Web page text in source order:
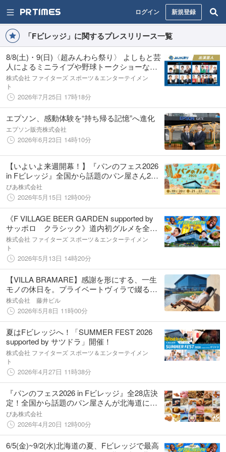
ログイン 新規登録
「Fビレッジ」に関するプレスリリース一覧
8/8(土)・9(日)〈超みんわら祭り〉 よしもと芸
人によるミニライブや野球トークショーな
ど、さまざまなお笑いイベント開催！
株式会社 ファイターズ スポーツ＆エンターテイメン
ト
2026年7月25日 17時18分
エプソン、感動体験を“持ち帰る記憶”へ進化
エプソン販売株式会社
2026年6月23日 14時10分
【いよいよ来週開幕！】『パンのフェス2026
in Fビレッジ』全国から話題のパン屋さん27
店が北海道に大集結！
ぴあ株式会社
2026年5月15日 12時00分
《F VILLAGE BEER GARDEN supported by
サッポロ クラシック》道内初グルメを全店
舗公開！選手のモッパン動画も公開！
株式会社 ファイターズ スポーツ＆エンターテイメン
ト
2026年5月13日 14時20分
【VILLA BRAMARE】感謝を形にする、一生
モノの休日を。プライベートヴィラで綴る、
家族の新しい思い出「母の日・父の日」特別
宿泊プラン予約開始
株式会社 藤井ビル
2026年5月8日 11時00分
夏はFビレッジへ！「SUMMER FEST 2026
supported by サツドラ」開催！
株式会社 ファイターズ スポーツ＆エンターテイメン
ト
2026年4月27日 11時38分
『パンのフェス2026 in Fビレッジ』全28店決
定！全国から話題のパン屋さんが北海道に集
結！
ぴあ株式会社
2026年4月20日 12時00分
6/5(金)~9/2(水)北海道の夏、Fビレッジで最高